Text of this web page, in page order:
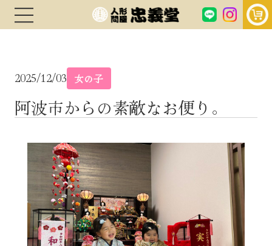
2025/12/03 女の子
阿波市からの素敵なお便り。